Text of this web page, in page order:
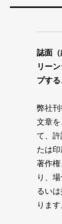
誌面
リー
プする
弊社
文章
て、
たは
著作
り、
るい
りま